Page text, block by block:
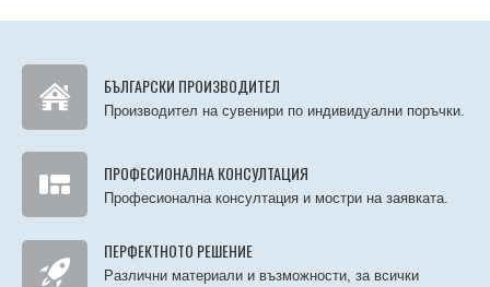
БЪЛГАРСКИ ПРОИЗВОДИТЕЛ
Производител на сувенири по индивидуални поръчки.
ПРОФЕСИОНАЛНА КОНСУЛТАЦИЯ
Професионална консултация и мостри на заявката.
ПЕРФЕКТНОТО РЕШЕНИЕ
Различни материали и възможности, за всички